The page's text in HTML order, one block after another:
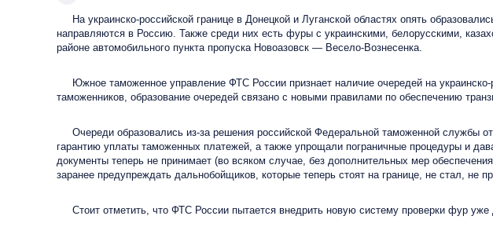
На украинско-российской границе в Донецкой и Луганской областях опять
направляются в Россию. Также среди них есть фуры с украинскими, белорусскими,
районе автомобильного пункта пропуска Новоазовск — Весело-Вознесенка.
Южное таможенное управление ФТС России признает наличие очередей на
таможенников, образование очередей связано с новыми правилами по обеспечению
Очереди образовались из-за решения российской Федеральной таможенной службы
гарантию уплаты таможенных платежей, а также упрощали пограничные процедуры и
документы теперь не принимает (во всяком случае, без дополнительных мер
заранее предупреждать дальнобойщиков, которые теперь стоят на границе, не стал, не
Стоит отметить, что ФТС России пытается внедрить новую систему проверки фур уже